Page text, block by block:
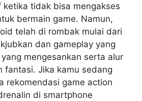
tidak bisa mengakses
bermain game. Namun,
telah di rombak mulai dari
dan gameplay yang
mengesankan serta alur
fantasi. Jika kamu sedang
rekomendasi game action
di smartphone